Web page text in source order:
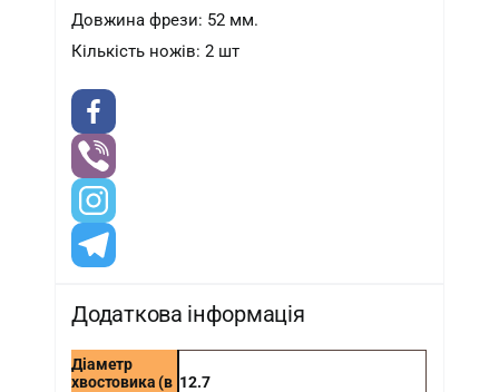
Довжина фрези: 52 мм.
Кількість ножів: 2 шт
Додаткова інформація
Діаметр
хвостовика (в 12.7